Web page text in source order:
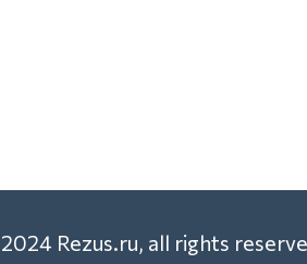
Rezus.ru, all rights